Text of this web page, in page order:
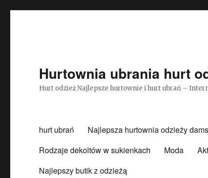
Hurtownia ubrania hurt
Hurt odzież Najlepsze hurtownie i hurt ubrań –
hurt ubrań Najlepsza hurtownia odzieży
Rodzaje dekoltów w sukienkach
Moda
Najlepszy butik z odzieżą